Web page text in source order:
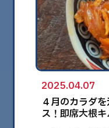
全て
美容
2025.04.07
４月のカラダ
ス！即席大根